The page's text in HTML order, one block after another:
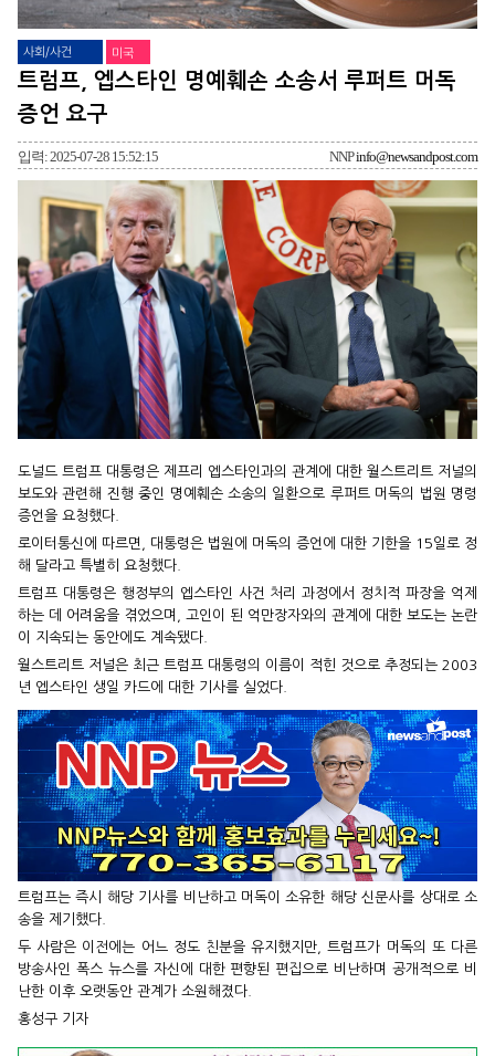
사회/사건 미국
트럼프, 엡스타인 명예훼손 소송서 루퍼트 머독
증언 요구
입력: 2025-07-28 15:52:15 NNPinfo@newsandpost.com
도널드 트럼프 대통령은 제프리 엡스타인과의 관계에 대한 월스트리트 저널의
보도와 관련해 진행 중인 명예훼손 소송의 일환으로 루퍼트 머독의 법원 명령
증언을 요청했다.
로이터통신에 따르면, 대통령은 법원에 머독의 증언에 대한 기한을 15일로 정
해 달라고 특별히 요청했다.
트럼프 대통령은 행정부의 엡스타인 사건 처리 과정에서 정치적 파장을 억제
하는 데 어려움을 겪었으며, 고인이 된 억만장자와의 관계에 대한 보도는 논란
이 지속되는 동안에도 계속됐다.
월스트리트 저널은 최근 트럼프 대통령의 이름이 적힌 것으로 추정되는 2003
년 엡스타인 생일 카드에 대한 기사를 실었다.
트럼프는 즉시 해당 기사를 비난하고 머독이 소유한 해당 신문사를 상대로 소
송을 제기했다.
두 사람은 이전에는 어느 정도 친분을 유지했지만, 트럼프가 머독의 또 다른
방송사인 폭스 뉴스를 자신에 대한 편향된 편집으로 비난하며 공개적으로 비
난한 이후 오랫동안 관계가 소원해졌다.
홍성구 기자